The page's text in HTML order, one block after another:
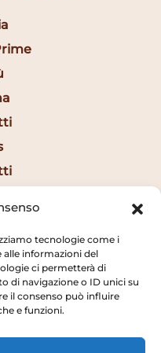
tecnologie come i
alle informazioni del
ci permetterà di
di navigazione o ID unici su
il consenso può influire
e funzioni.